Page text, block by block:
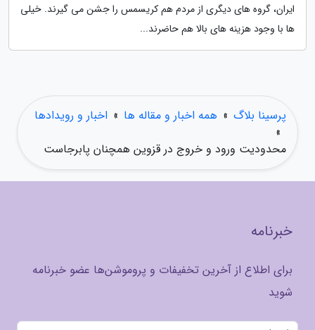
ایران، گروه های دیگری از مردم هم کریسمس را جشن می گیرند. خیلی
ها با وجود هزینه های بالا هم حاضرند...
پرسینا بلاگ » همه اخبار و مقاله ها » اخبار و رویدادها
»
محدودیت ورود و خروج در قزوین همچنان پابرجاست
خبرنامه
برای اطلاع از آخرین تخفیفات و پروموشن‌ها عضو خبرنامه
شوید